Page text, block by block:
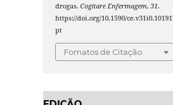
drogas.Cogitare Enfermagem,31.
https://doi.org/10.1590/
pt
Fomatos de Citação